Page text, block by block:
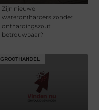
Zijn nieuwe
waterontharders zonder
onthardingszout
betrouwbaar?
GROOTHANDEL